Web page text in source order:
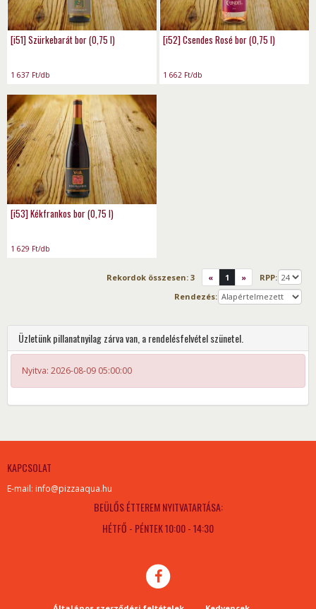
[i51] Szürkebarát bor (0,75 l)
1 637 Ft/db
[i52] Csendes Rosé bor (0,75 l)
1 662 Ft/db
[i53] Kékfrankos bor (0,75 l)
1 629 Ft/db
Rekordok összesen: 3 « 1 »
RPP:
Rendezés:
Üzletünk pillanatnyilag zárva van, a rendelésfelvétel szünetel.
Nyitva: 2026-08-09 05:00:00
KAPCSOLAT
E-mail: info@pizzaaqua.hu
BEÜLŐS ÉTTEREM NYITVATARTÁSA:
HÉTFŐ - PÉNTEK 10:00 - 14:30